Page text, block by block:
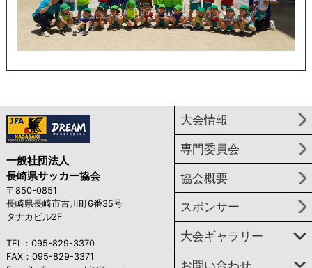
一般社団法人
長崎県サッカー協会
〒850-0851
長崎県長崎市古川町6番35号
タナカビル2F
TEL：095-829-3370
FAX：095-829-3371
大会情報
専門委員会
協会概要
スポンサー
大会ギャラリー
お問い合わせ